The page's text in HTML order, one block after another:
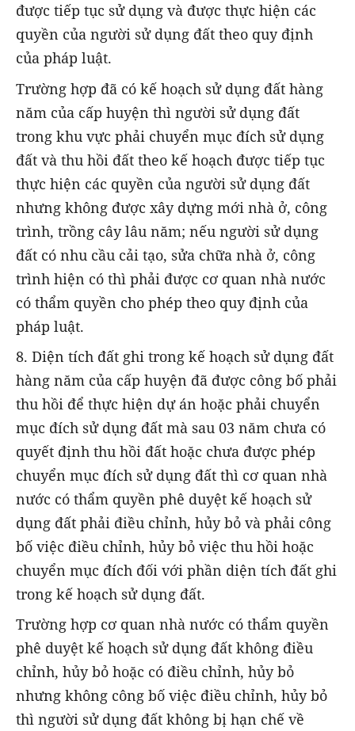
được tiếp tục sử dụng và được thực hiện các
quyền của người sử dụng đất theo quy định
của pháp luật.
Trường hợp đã có kế hoạch sử dụng đất hàng
năm của cấp huyện thì người sử dụng đất
trong khu vực phải chuyển mục đích sử dụng
đất và thu hồi đất theo kế hoạch được tiếp tục
thực hiện các quyền của người sử dụng đất
nhưng không được xây dựng mới nhà ở, công
trình, trồng cây lâu năm; nếu người sử dụng
đất có nhu cầu cải tạo, sửa chữa nhà ở, công
trình hiện có thì phải được cơ quan nhà nước
có thẩm quyền cho phép theo quy định của
pháp luật.
8. Diện tích đất ghi trong kế hoạch sử dụng đất
hàng năm của cấp huyện đã được công bố phải
thu hồi để thực hiện dự án hoặc phải chuyển
mục đích sử dụng đất mà sau 03 năm chưa có
quyết định thu hồi đất hoặc chưa được phép
chuyển mục đích sử dụng đất thì cơ quan nhà
nước có thẩm quyền phê duyệt kế hoạch sử
dụng đất phải điều chỉnh, hủy bỏ và phải công
bố việc điều chỉnh, hủy bỏ việc thu hồi hoặc
chuyển mục đích đối với phần diện tích đất ghi
trong kế hoạch sử dụng đất.
Trường hợp cơ quan nhà nước có thẩm quyền
phê duyệt kế hoạch sử dụng đất không điều
chỉnh, hủy bỏ hoặc có điều chỉnh, hủy bỏ
nhưng không công bố việc điều chỉnh, hủy bỏ
thì người sử dụng đất không bị hạn chế về